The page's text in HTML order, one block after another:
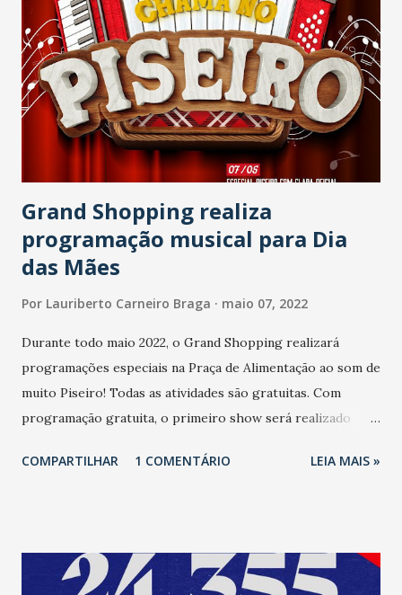
Sillas (Johann), Jesus (Cazzetta), Lisandro (Gabriel Lima),
Maradona (Thayllon) e Marcelo (David). Cartão amarelo:
Jesus.
Grand Shopping realiza
programação musical para Dia
das Mães
Por Lauriberto Carneiro Braga maio 07, 2022
Durante todo maio 2022, o Grand Shopping realizará
programações especiais na Praça de Alimentação ao som de
muito Piseiro! Todas as atividades são gratuitas. Com
programação gratuita, o primeiro show será realizado
conta da Clara Oficial, que trará muito piseiro no
celebrando essa data tão importante, no dia 13, o show fica
COMPARTILHAR 1 COMENTÁRIO LEIA MAIS »